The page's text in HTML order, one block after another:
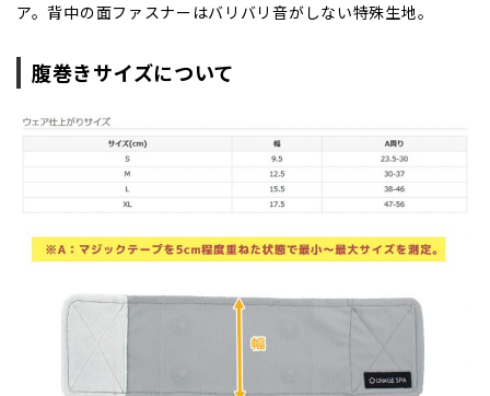
ア。背中の面ファスナーはバリバリ音がしない特殊生地。
腹巻きサイズについて